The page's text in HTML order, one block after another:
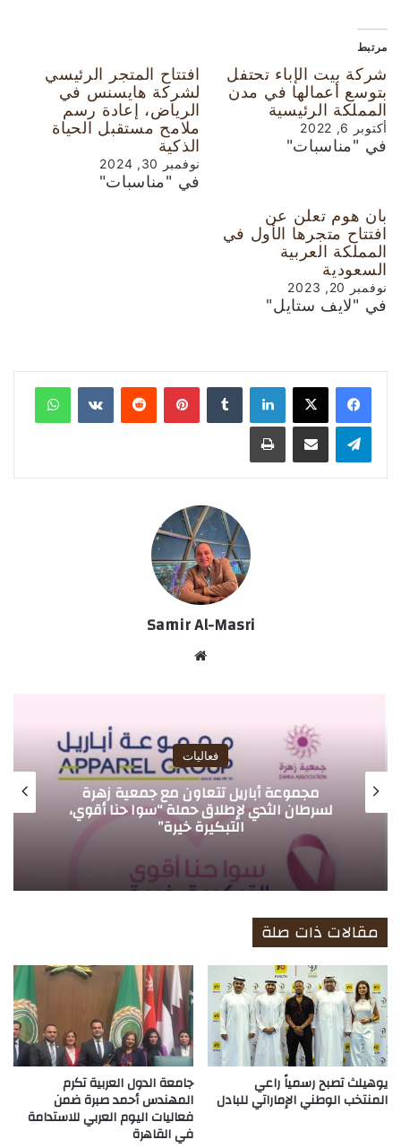
مرتبط
شركة بيت الإباء تحتفل
بتوسع أعمالها في مدن
المملكة الرئيسية
أكتوبر 6, 2022
في "مناسبات"
افتتاح المتجر الرئيسي
لشركة هايسنس في
الرياض، إعادة رسم
ملامح مستقبل الحياة
الذكية
نوفمبر 30, 2024
في "مناسبات"
بان هوم تعلن عن
افتتاح متجرها الأول في
المملكة العربية
السعودية
نوفمبر 20, 2023
في "لايف ستايل"
لينكدإن بينتيريست
Samir Al-Masri
فعاليات
بريمال باتيل يُطلق كتابه الجديد “يانغا أنبلَغد”
لتمكين القادة من الازدهار
مقالات ذات صلة
يوهيلث تصبح رسمياً راعي
المنتخب الوطني الإماراتي للبادل
جامعة الدول العربية تكرم
المهندس أحمد صبرة ضمن
فعاليات اليوم العربي للاستدامة
في القاهرة